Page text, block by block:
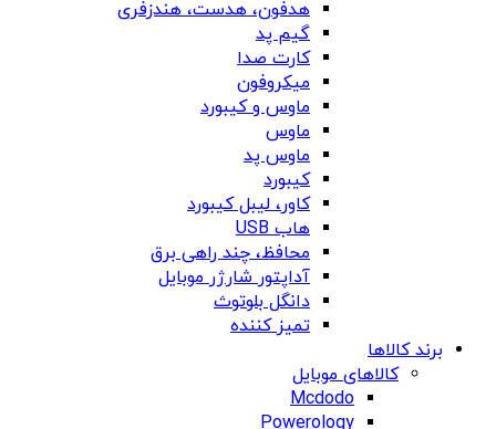
هدفون، هدست، هندزفری
گیم پد
کارت صدا
میکروفون
ماوس و کیبورد
ماوس
ماوس پد
کیبورد
کاور، لیبل کیبورد
هاب USB
محافظ، چند راهی برق
آداپتور شارژر موبایل
دانگل بلوتوث
تمیز کننده
برند کالاها
کالاهای موبایل
Mcdodo
Powerology